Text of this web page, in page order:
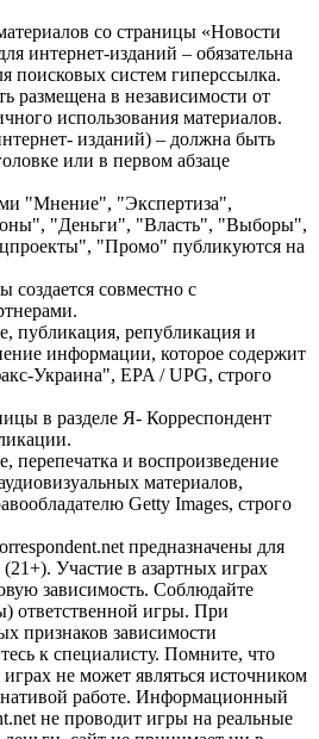
со страницы «Новости
интернет-изданий – обязательна
поисковых систем гиперссылка.
размещена в независимости от
использования материалов.
изданий) – должна быть
или в первом абзаце
"Мнение", "Экспертиза",
"Деньги", "Власть", "Выборы",
"Промо" публикуются на
создается совместно с
публикация, републикация и
информации, которое содержит
Украина", EPA / UPG, строго
в разделе Я- Корреспондент
перепечатка и воспроизведение
материалов,
Getty Images, строго
предназначены для
Участие в азартных играх
зависимость. Соблюдайте
ответственной игры. При
признаков зависимости
к специалисту. Помните, что
играх не может являться источником
работе. Информационный
не проводит игры на реальные